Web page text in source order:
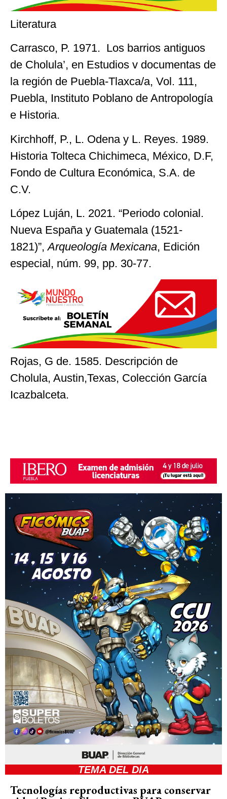
Literatura
Carrasco, P. 1971. Los barrios antiguos
de Cholula’, en Estudios v documentas de
la región de Puebla-Tlaxca/a, Vol. 111,
Puebla, Instituto Poblano de Antropología
e Historia.
Kirchhoff, P., L. Odena y L. Reyes. 1989.
Historia Tolteca Chichimeca, México, D.F,
Fondo de Cultura Económica, S.A. de
C.V.
López Luján, L. 2021. “Periodo colonial.
Nueva España y Guatemala (1521-
1821)”,Arqueología Mexicana, Edición
especial, núm. 99, pp. 30-77.
Rojas, G de. 1585. Descripción de
Cholula, Austin,Texas, Colección García
Icazbalceta.
TEMA DEL DIA
Tecnologías reproductivas para conservar